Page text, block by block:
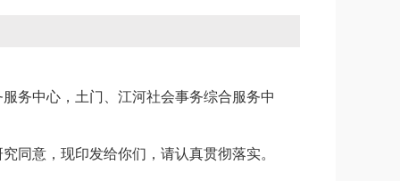
务中心，土门、江河社会事务综合服务中
同意，现印发给你们，请认真贯彻落实。